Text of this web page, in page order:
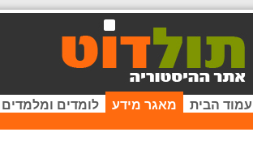
עמוד הבית מאגר מידע לומדים ומלמדים